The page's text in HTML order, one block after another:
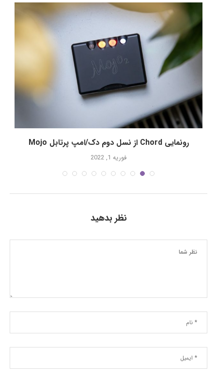
رونمایی Chord از نسل دوم دک/امپ پرتابل Mojo
فوریه 1, 2022
نظر بدهید